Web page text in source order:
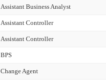
Assistant Business Analyst
Assistant Controller
Assistant Controller
BPS
Change Agent